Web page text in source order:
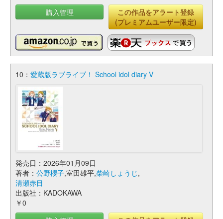
購入管理
この作品をアラート登録
(プレミアムユーザー限定)
10： 愛蔵版ラブライブ！ School idol diary V
発売日：2026年01月09日
著者： 公野櫻子,室田雄平,柴崎しょうじ,
清瀬赤目
出版社：KADOKAWA
￥0